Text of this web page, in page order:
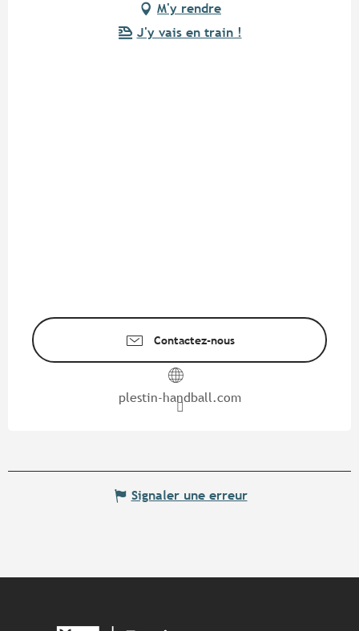
M'y rendre
J'y vais en train !
Contactez-nous
plestin-handball.com
Signaler une erreur